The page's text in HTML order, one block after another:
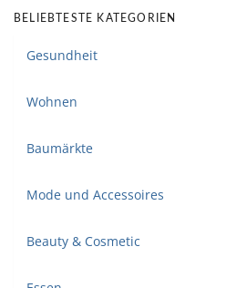
BELIEBTESTE KATEGORIEN
Gesundheit
Wohnen
Baumärkte
Mode und Accessoires
Beauty & Cosmetic